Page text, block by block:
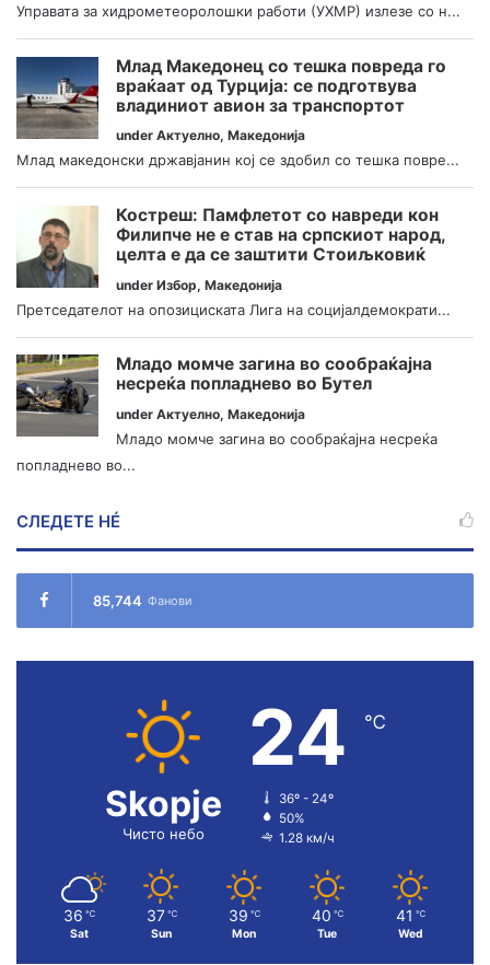
Управата за хидрометеоролошки работи (УХМР) излезе со н...
Млад Македонец со тешка повреда го
враќаат од Турција: се подготвува
владиниот авион за транспортот
under Актуелно, Македонија
Млад македонски државјанин кој се здобил со тешка повре...
Костреш: Памфлетот со навреди кон
Филипче не е став на српскиот народ,
целта е да се заштити Стоиљковиќ
under Избор, Македонија
Претседателот на опозициската Лига на социјалдемократи...
Младо момче загина во сообраќајна
несреќа попладнево во Бутел
under Актуелно, Македонија
Младо момче загина во сообраќајна несреќа
попладнево во...
СЛЕДЕТЕ НÉ
85,744 Фанови
Skopje
Чисто небо
24 ℃
36º - 24º
50%
1.28 км/ч
36 ℃
Sat
37 ℃
Sun
39 ℃
Mon
40 ℃
Tue
41 ℃
Wed